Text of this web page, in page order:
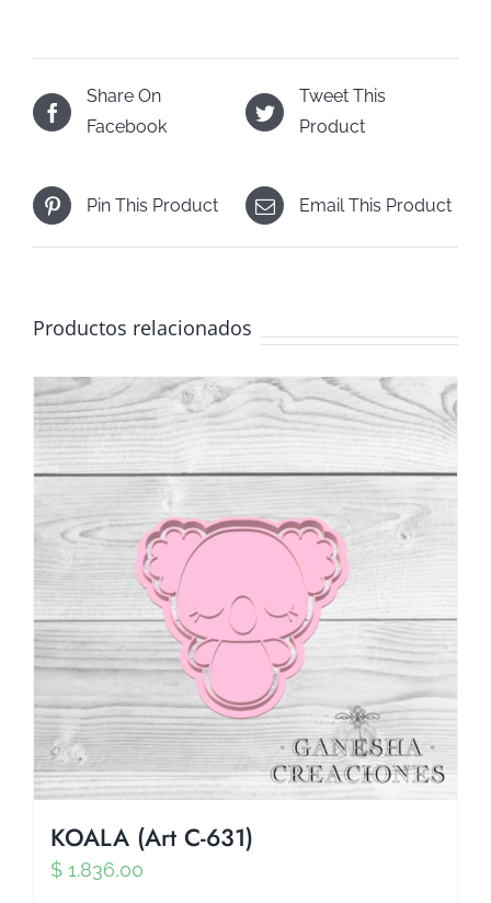
Share On
Facebook
Tweet This
Product
Pin This Product Email This Product
Productos relacionados
KOALA (Art C-631)
$ 1.836,00